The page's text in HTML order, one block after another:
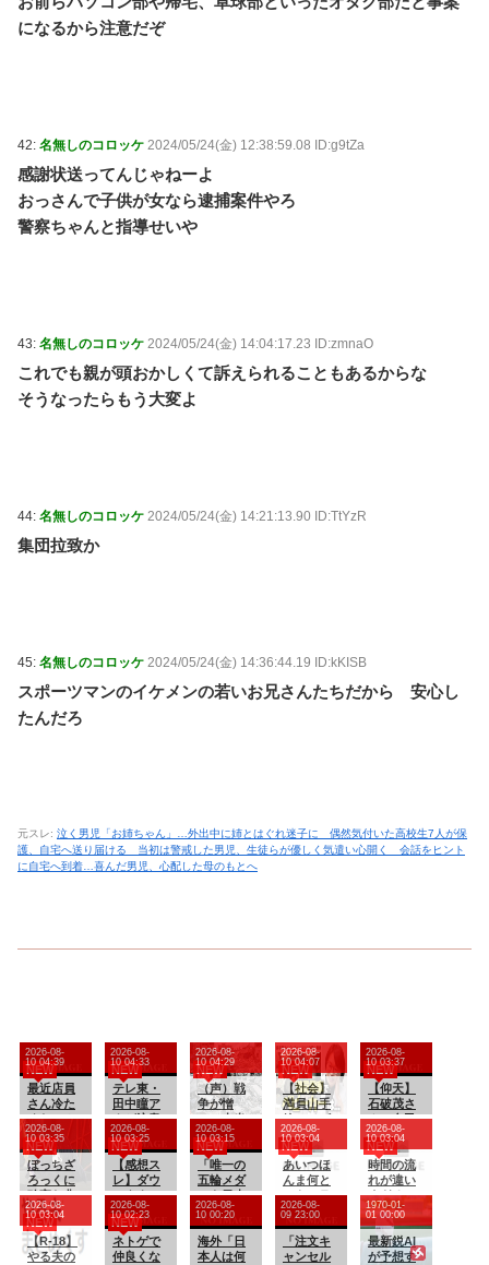
になるから注意だぞ
42: 名無しのコロッケ 2024/05/24(金) 12:38:59.08 ID:g9tZa
感謝状送ってんじゃねーよ
おっさんで子供が女なら逮捕案件やろ
警察ちゃんと指導せいや
43: 名無しのコロッケ 2024/05/24(金) 14:04:17.23 ID:zmnaO
これでも親が頭おかしくて訴えられることもあるからな
そうなったらもう大変よ
44: 名無しのコロッケ 2024/05/24(金) 14:21:13.90 ID:TtYzR
集団拉致か
45: 名無しのコロッケ 2024/05/24(金) 14:36:44.19 ID:kKISB
スポーツマンのイケメンの若いお兄さんたちだから 安心し
たんだろ
元スレ: 泣く男児「お姉ちゃん」…外出中に姉とはぐれ迷子に 偶然気付いた高校生7人が保
護、自宅へ送り届ける 当初は警戒した男児、生徒らが優しく気遣い心開く 会話をヒント
に自宅へ到着…喜んだ男児、心配した母のもとへ
最近店員
さん冷た
くない？
NEW
2026-08-
10 04:39
テレ東・
田中瞳ア
ナが注意
喚起「面
識のない
方々にカ
メラを向
けられる
ことに恐
怖
を…」
NEW
2026-08-
10 04:33
（声）戦
争が憎
い、本当
の敵は自
国に
NEW
2026-08-
10 04:29
【社会】
満員山手
線にベビ
ーカーで
炎上⁉ JR
東日本が
示した見
解とは？
NEW
2026-08-
10 04:07
【仰天】
石破茂さ
ん、自民
若手に舐
めてかか
った結果
「全てを
失う
wwwww
」
NEW
2026-08-
10 03:37
ぼっちざ
ろっくに
確実な非
処女が一
人だけい
るよな
NEW
2026-08-
10 03:35
【感想ス
レ】ダウ
ンタウン
のガキの
使いやあ
らへんで
【小道具
NEW
2026-08-
10 03:25
「唯一の
五輪メダ
ルを日本
に奪われ
るのか」
外国人審
判への“性
NEW
2026-08-
10 03:15
あいつほ
んま何と
でもコラ
ボするわ
NEW
2026-08-
10 03:04
時間の流
れが違い
すぎる
NEW
2026-08-
10 03:04
【R-18】
やる夫の
NEW
2026-08-
10 03:04
ネトゲで
仲良くな
NEW
2026-08-
10 02:23
海外「日
本人は何
2026-08-
10 00:20
「注文キ
ャンセル
2026-08-
09 23:00
最新鋭AI
が予想す
1970-01-
01 00:00